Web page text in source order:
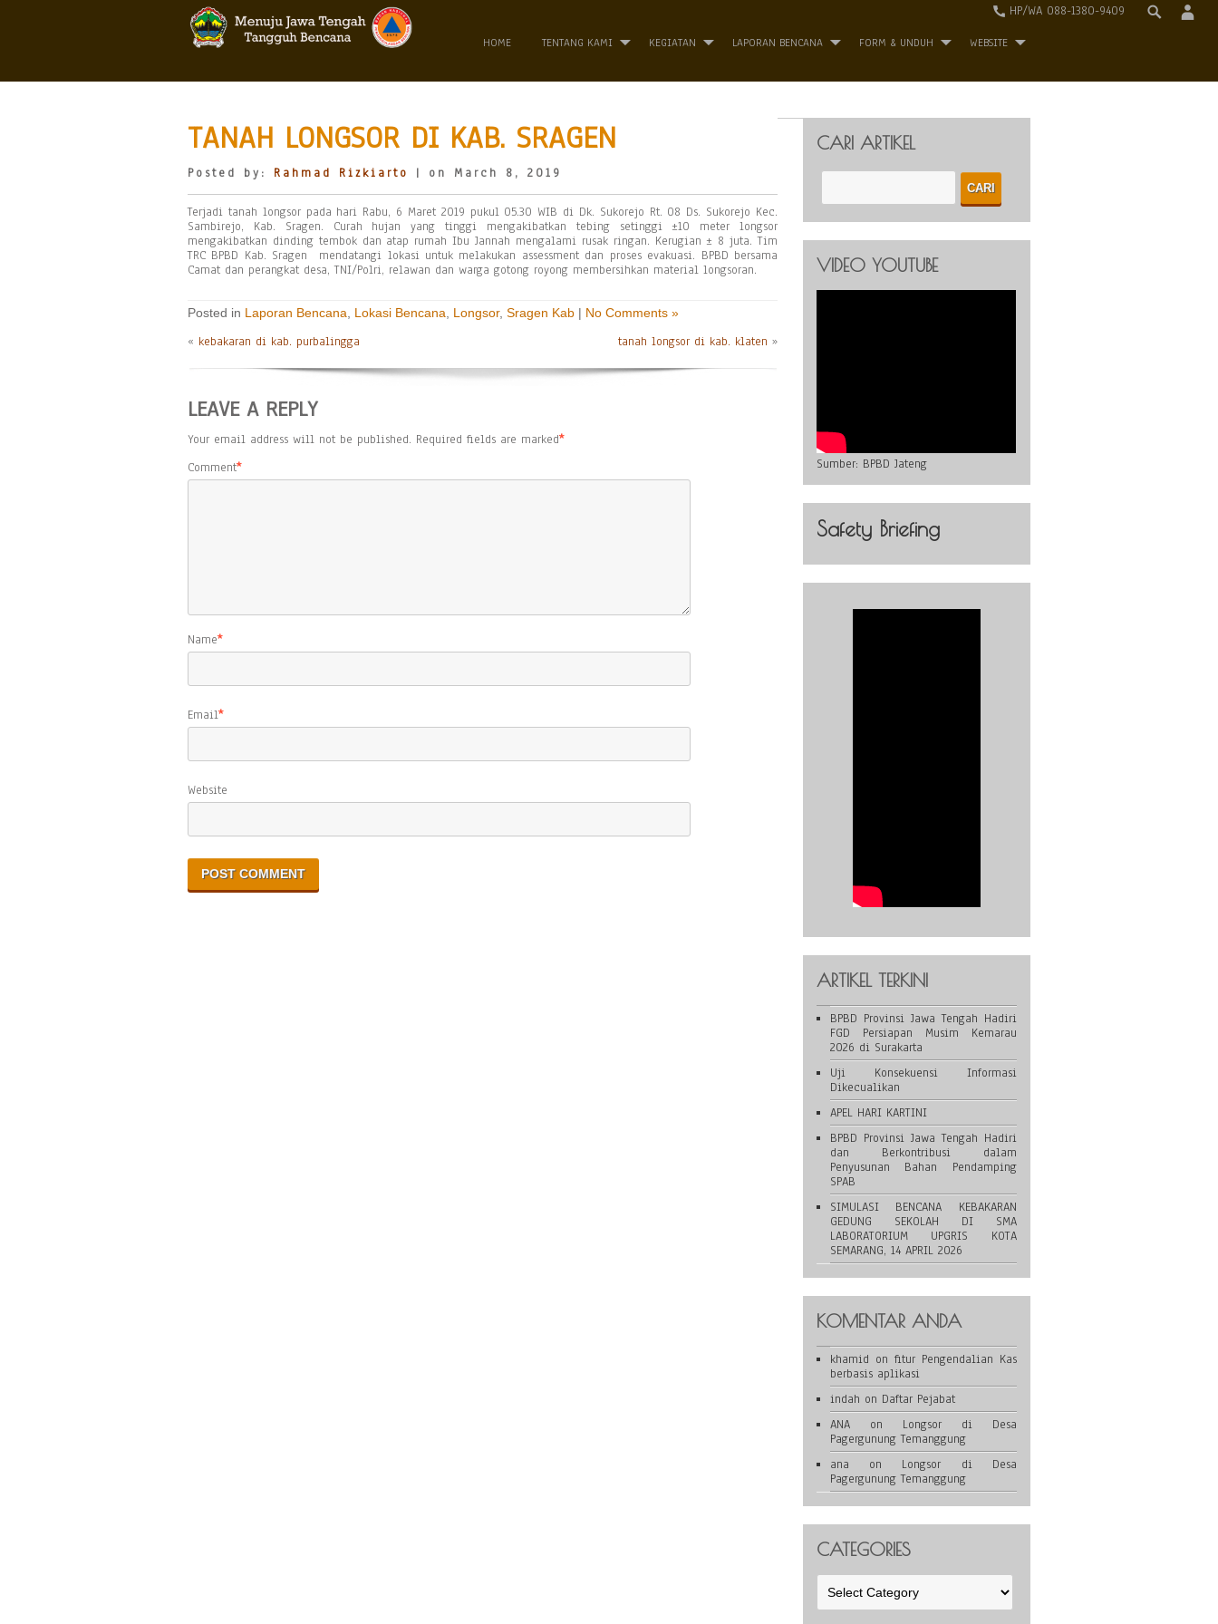
HP/WA 088-1380-9409
HOME TENTANG KAMI KEGIATAN LAPORAN BENCANA FORM & UNDUH WEBSITE
TANAH LONGSOR DI KAB. SRAGEN
Posted by: Rahmad Rizkiarto | on March 8, 2019
Terjadi tanah longsor pada hari Rabu, 6 Maret 2019 pukul 05.30 WIB di Dk. Sukorejo Rt. 08 Ds. Sukorejo Kec.
Sambirejo, Kab. Sragen. Curah hujan yang tinggi mengakibatkan tebing setinggi ±10 meter longsor
mengakibatkan dinding tembok dan atap rumah Ibu Jannah mengalami rusak ringan. Kerugian ± 8 juta. Tim
TRC BPBD Kab. Sragen mendatangi lokasi untuk melakukan assessment dan proses evakuasi. BPBD bersama
Camat dan perangkat desa, TNI/Polri, relawan dan warga gotong royong membersihkan material longsoran.
Posted in Laporan Bencana Lokasi Bencana Longsor, Sragen Kab | No Comments »
« kebakaran di kab. purbalingga tanah longsor di kab. klaten »
LEAVE A REPLY
Your email address will not be published. Required fields are marked*
Comment*
Name*
Email*
Website
CARI ARTIKEL
VIDEO YOUTUBE
Sumber: BPBD Jateng
Safety Briefing
ARTIKEL TERKINI
BPBD Provinsi Jawa Tengah Hadiri
FGD Persiapan Musim Kemarau
2026 di Surakarta
Uji Konsekuensi Informasi
Dikecualikan
APEL HARI KARTINI
BPBD Provinsi Jawa Tengah Hadiri
dan Berkontribusi dalam
Penyusunan Bahan Pendamping
SPAB
SIMULASI BENCANA KEBAKARAN
GEDUNG SEKOLAH DI SMA
LABORATORIUM UPGRIS KOTA
SEMARANG, 14 APRIL 2026
KOMENTAR ANDA
khamid on fitur Pengendalian Kas
berbasis aplikasi
indah on Daftar Pejabat
ANAon Longsor di Desa
Pagergunung Temanggung
ana on Longsor di Desa
Pagergunung Temanggung
CATEGORIES
Categories